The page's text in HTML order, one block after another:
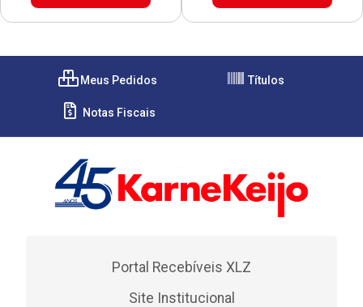
Meus Pedidos Títulos
Notas Fiscais
Portal Recebíveis XLZ
Site Institucional